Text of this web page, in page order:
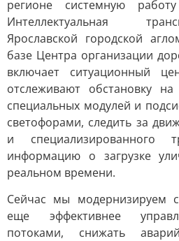
регионе системную
Интеллектуальная
Ярославской городской
базе Центра организации
включает ситуационный
отслеживают обстановку
специальных модулей и
светофорами, следить за
и специализированного
информацию о загрузке
реальном времени.
Сейчас мы модернизируем
еще эффективнее
потоками, снижать